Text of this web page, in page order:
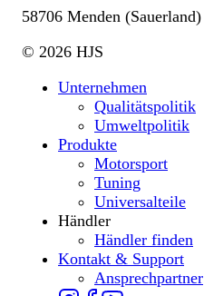
58706 Menden (Sauerland)
© 2026 HJS
Unternehmen
Qualitätspolitik
Umweltpolitik
Produkte
Motorsport
Tuning
Universalteile
Händler
Händler finden
Kontakt & Support
Ansprechpartner